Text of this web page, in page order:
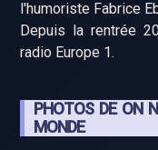
l'humoriste Fabrice
Depuis la rentrée
radio Europe 1.
PHOTOS DE ON
MONDE